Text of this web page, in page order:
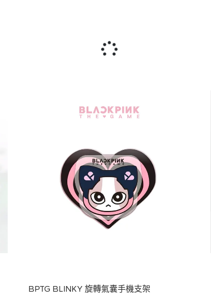
BPTG BLINKY 旋轉氣囊手機支架